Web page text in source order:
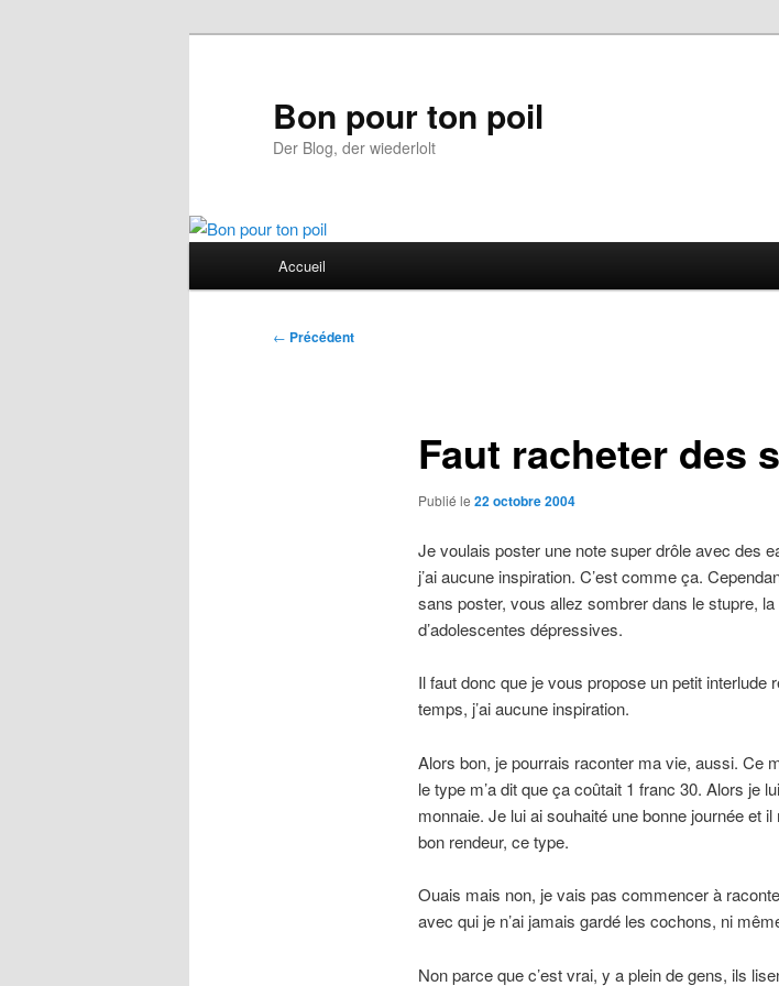
Bon pour ton poil
Der Blog, der wiederlolt
Accueil
Navigation
← Précédent
Faut racheter des
Publié le 22 octobre 2004
Je voulais poster une note super drôle avec des
j’ai aucune inspiration. C’est comme ça.
sans poster, vous allez sombrer dans le stupre,
d’adolescentes dépressives.
Il faut donc que je vous propose un petit interlude
temps, j’ai aucune inspiration.
Alors bon, je pourrais raconter ma vie, aussi. Ce
le type m’a dit que ça coûtait 1 franc 30. Alors je
monnaie. Je lui ai souhaité une bonne journée et
bon rendeur, ce type.
Ouais mais non, je vais pas commencer à
avec qui je n’ai jamais gardé les cochons, ni
Non parce que c’est vrai, y a plein de gens, ils